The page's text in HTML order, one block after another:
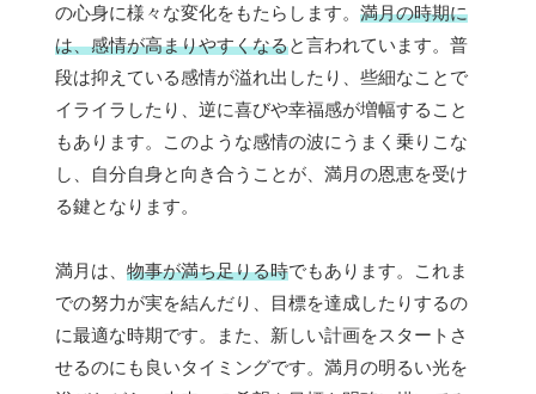
の心身に様々な変化をもたらします。 満月の時期に
は、感情が高まりやすくなると言われています。普
段は抑えている感情が溢れ出したり、些細なことで
イライラしたり、逆に喜びや幸福感が増幅すること
もあります。このような感情の波にうまく乗りこな
し、自分自身と向き合うことが、満月の恩恵を受け
る鍵となります。
満月は、 物事が満ち足りる時でもあります。これま
での努力が実を結んだり、目標を達成したりするの
に最適な時期です。また、新しい計画をスタートさ
せるのにも良いタイミングです。満月の明るい光を